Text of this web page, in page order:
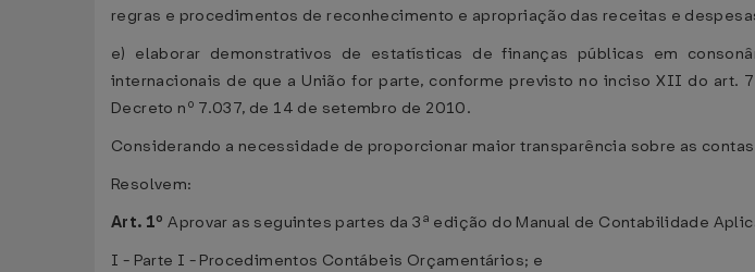
regras e procedimentos de reconhecimento e apropriação das receitas e
e) elaborar demonstrativos de estatísticas de finanças públicas em
internacionais de que a União for parte, conforme previsto no inciso XII do art.
Decreto nº 7.037, de 14 de setembro de 2010.
Considerando a necessidade de proporcionar maior transparência sobre as
Resolvem:
Art. 1ºAprovar as seguintes partes da 3ª edição do Manual de Contabilidade
I - Parte I - Procedimentos Contábeis Orçamentários; e